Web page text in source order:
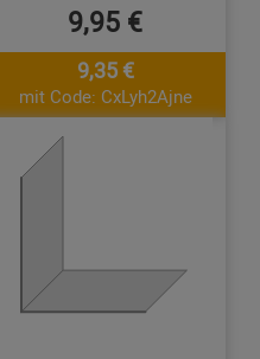
9,95 €
9,35 €
mit Code: CxLyh2Ajne